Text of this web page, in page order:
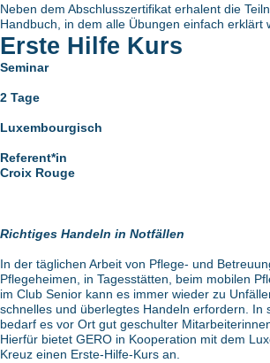
Neben dem Abschlusszertifikat erhalent die
Handbuch, in dem alle Übungen einfach erklärt
Erste Hilfe Kurs
Seminar
2 Tage
Luxembourgisch
Referent*in
Croix Rouge
Richtiges Handeln in Notfällen
In der täglichen Arbeit von Pflege- und
Pflegeheimen, in Tagesstätten, beim mobilen
im Club Senior kann es immer wieder zu
schnelles und überlegtes Handeln erfordern. In
bedarf es vor Ort gut geschulter
Hierfür bietet GERO in Kooperation mit dem
Kreuz einen Erste-Hilfe-Kurs an.